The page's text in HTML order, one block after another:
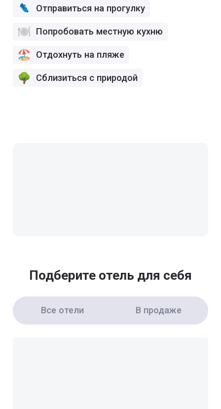
Отправиться на прогулку
Попробовать местную кухню
Отдохнуть на пляже
Сблизиться с природой
Подберите отель для себя
Все отели В продаже